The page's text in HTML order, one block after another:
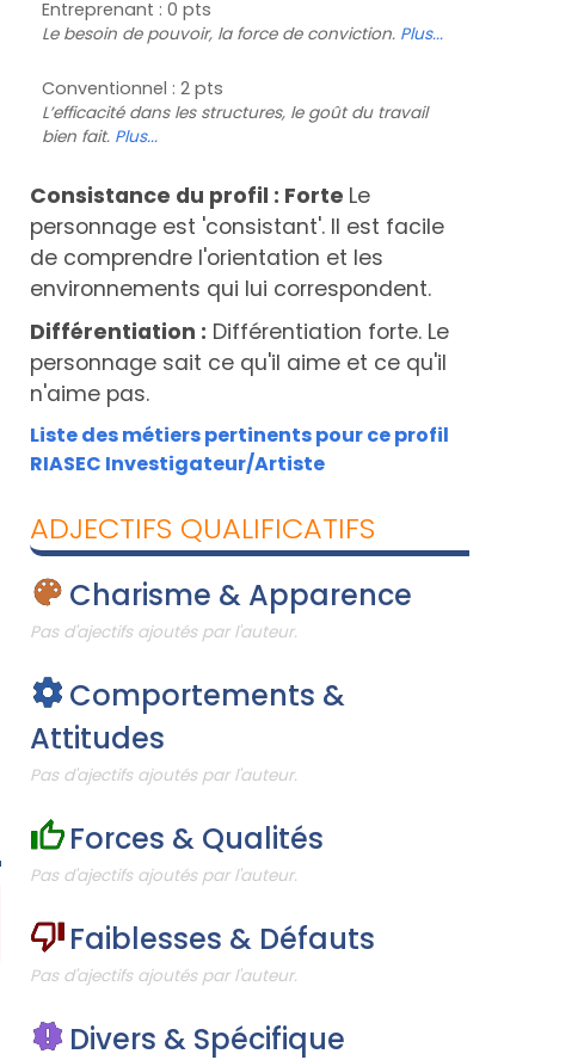
Entreprenant : 0 pts
Le besoin de pouvoir, la force de conviction. Plus...
Conventionnel : 2 pts
L’efficacité dans les structures, le goût du travail
bien fait. Plus...
Consistance du profil : Forte Le
personnage est 'consistant'. Il est facile
de comprendre l'orientation et les
environnements qui lui correspondent.
Différentiation : Différentiation forte. Le
personnage sait ce qu'il aime et ce qu'il
n'aime pas.
Liste des métiers pertinents pour ce profil
RIASEC Investigateur/Artiste
ADJECTIFS QUALIFICATIFS
Charisme & Apparence
Pas d'ajectifs ajoutés par l'auteur.
Comportements &
Attitudes
Pas d'ajectifs ajoutés par l'auteur.
Forces & Qualités
Pas d'ajectifs ajoutés par l'auteur.
Faiblesses & Défauts
Pas d'ajectifs ajoutés par l'auteur.
Divers & Spécifique